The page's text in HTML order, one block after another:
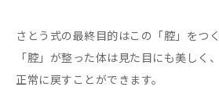
さとう式の最終目的はこの「腔」をつ
「腔」が整った体は見た目にも美しく
正常に戻すことができます。